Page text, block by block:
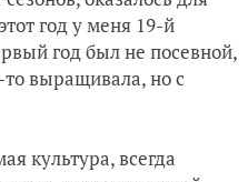
музей
год у меня 19-й
год был не посевной,
выращивала, но с
культура, всегда